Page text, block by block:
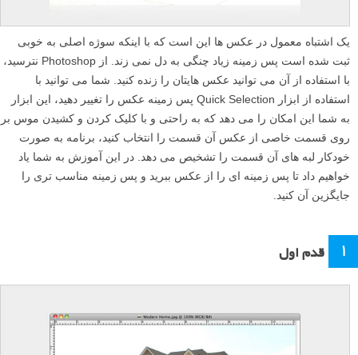
یک اشتباه معمول در عکس ها این است که با اینکه سوژه اصلی به خوبی
ثبت شده است پس زمینه زیاد چنگی به دل نمی زند. از Photoshop نترسید،
با استفاده از آن می توانید عکس هایتان را زنده کنید. شما می توانید با
استفاده از ابزار Quick Selection پس زمینه عکس را تغییر دهید، این ابزار
به شما این امکان را می دهد که به راحتی و با کلیک کردن و کشیدن موس بر
روی قسمت خاصی از عکس آن قسمت را انتخاب کنید، برنامه به صورت
خودکار لبه های آن قسمت را تشخیص می دهد. در این آموزش به شما یاد
خواهیم داد تا پس زمینه ای را از عکس ببرید و پس زمینه مناسب تری را
جایگزین آن کنید.
۱ قدم اول